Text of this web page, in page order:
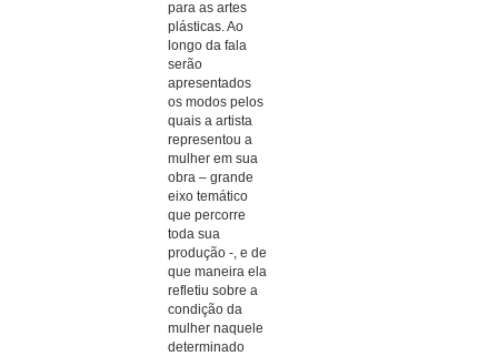
para as artes
plásticas. Ao
longo da fala
serão
apresentados
os modos pelos
quais a artista
representou a
mulher em sua
obra – grande
eixo temático
que percorre
toda sua
produção -, e de
que maneira ela
refletiu sobre a
condição da
mulher naquele
determinado